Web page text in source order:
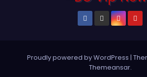
Proudly powered by WordPress |
Themeansar.